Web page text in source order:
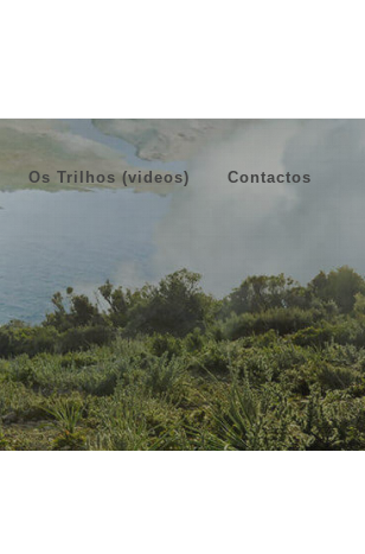
Os Trilhos (videos) Contactos